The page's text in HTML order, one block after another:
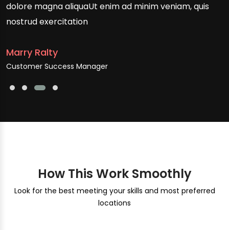
dolore magna aliquaUt enim ad minim veniam, quis
nostrud exercitation
Alex Jhon Doe
Client of Centent Marketing
How This Work Smoothly
Look for the best meeting your skills and most preferred
locations